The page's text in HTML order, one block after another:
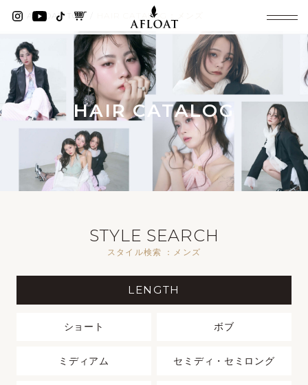
AFLOAT TOP HAIR CATALOG：メンズ
HAIR CATALOG
STYLE SEARCH
スタイル検索 ：メンズ
LENGTH
ショート ボブ
ミディアム セミディ・セミロング